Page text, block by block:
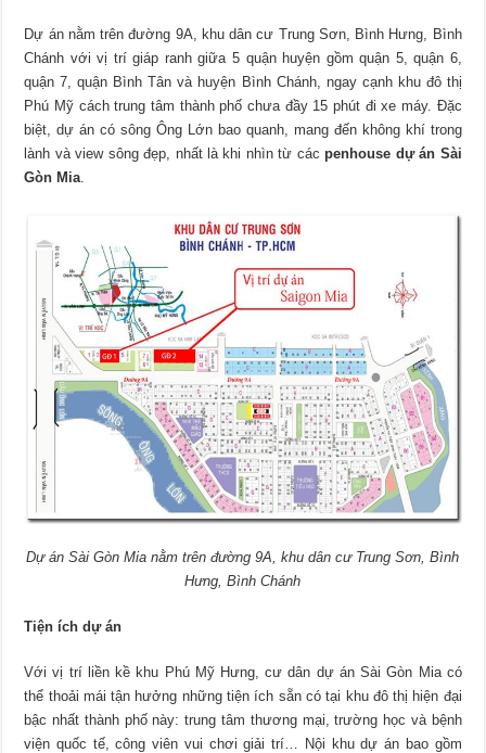
Dự án nằm trên đường 9A, khu dân cư Trung Sơn, Bình Hưng, Bình
Chánh với vị trí giáp ranh giữa 5 quận huyện gồm quận 5, quận 6,
quận 7, quận Bình Tân và huyện Bình Chánh, ngay cạnh khu đô thị
Phú Mỹ cách trung tâm thành phố chưa đầy 15 phút đi xe máy. Đặc
biệt, dự án có sông Ông Lớn bao quanh, mang đến không khí trong
lành và view sông đẹp, nhất là khi nhìn từ cácpenhouse dự án Sài
Gòn Mia
Dự án Sài Gòn Mia nằm trên đường 9A, khu dân cư Trung Sơn, Bình
Hưng, Bình Chánh
Tiện ích dự án
Với vị trí liền kề khu Phú Mỹ Hưng, cư dân dự án Sài Gòn Mia có
thể thoải mái tận hưởng những tiện ích sẵn có tại khu đô thị hiện đại
bậc nhất thành phố này: trung tâm thương mại, trường học và bệnh
viện quốc tế, công viên vui chơi giải trí… Nội khu dự án bao gồm